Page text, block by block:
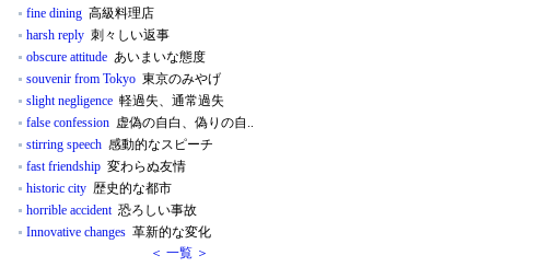
fine dining 高級料理店
harsh reply 刺々しい返事
obscure attitude あいまいな態度
souvenir from Tokyo 東京のみやげ
slight negligence 軽過失、通常過失
false confession 虚偽の自白、偽りの自..
stirring speech 感動的なスピーチ
fast friendship 変わらぬ友情
historic city 歴史的な都市
horrible accident恐ろしい事故
Innovative changes 革新的な変化
＜ 一覧 ＞